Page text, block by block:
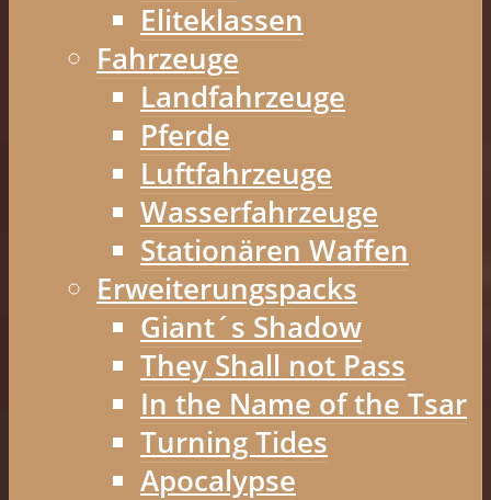
Eliteklassen
Fahrzeuge
Landfahrzeuge
Pferde
Luftfahrzeuge
Wasserfahrzeuge
Stationären Waffen
Erweiterungspacks
Giant´s Shadow
They Shall not Pass
In the Name of the Tsar
Turning Tides
Apocalypse